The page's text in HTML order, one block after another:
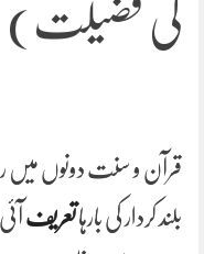
کی فضیلت)
قرآن و سنت دونوں
بلند کردار کی بارہاتعریف